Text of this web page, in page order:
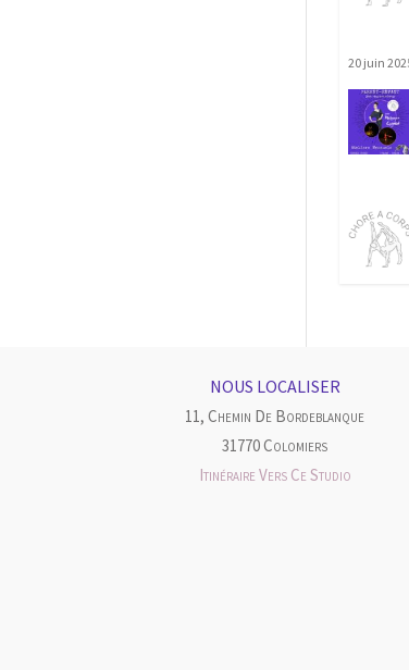
20 juin
NOUS LOCALISER
11, Chemin De Bordeblanque
31770 Colomiers
Itinéraire Vers Ce Studio